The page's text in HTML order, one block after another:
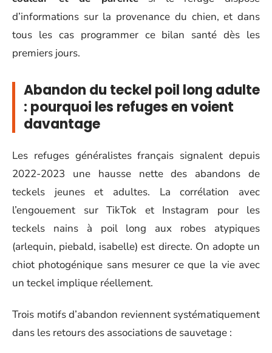
d’informations sur la provenance du chien, et dans
tous les cas programmer ce bilan santé dès les
premiers jours.
Abandon du teckel poil long adulte
: pourquoi les refuges en voient
davantage
Les refuges généralistes français signalent depuis
2022-2023 une hausse nette des abandons de
teckels jeunes et adultes. La corrélation avec
l’engouement sur TikTok et Instagram pour les
teckels nains à poil long aux robes atypiques
(arlequin, piebald, isabelle) est directe. On adopte un
chiot photogénique sans mesurer ce que la vie avec
un teckel implique réellement.
Trois motifs d’abandon reviennent systématiquement
dans les retours des associations de sauvetage :